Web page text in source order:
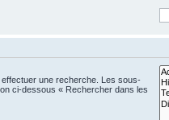
une recherche. Les sous-
ci-dessous « Rechercher dans les